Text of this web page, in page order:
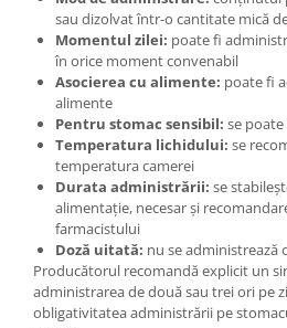
sau dizolvat într-o cantitate mică
Momentul zilei: poate fi
în orice moment convenabil
Asocierea cu alimente: poate fi
alimente
Pentru stomac sensibil: se
Temperatura lichidului: se
temperatura camerei
Durata administrării: se
alimentație, necesar și
farmacistului
Doză uitată: nu se administrează
Producătorul recomandă explicit un
administrarea de două sau trei ori pe
obligativitatea administrării pe